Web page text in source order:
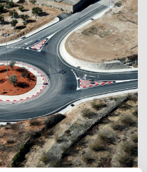
en la Ctra. TV-7331
2011
Tarragona